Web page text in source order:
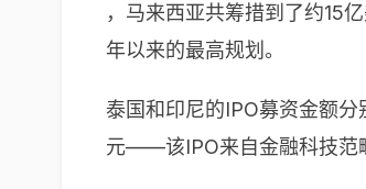
，马来西亚共筹措到了约15
年以来的最高规划。
泰国和印尼的IPO募资金额
元——该IPO来自金融科技范